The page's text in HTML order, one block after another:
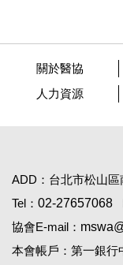
關於醫協
人力資源
ADD：台北市松山
Tel： 02-27657068
協會E-mail：
本會帳戶：第一銀行